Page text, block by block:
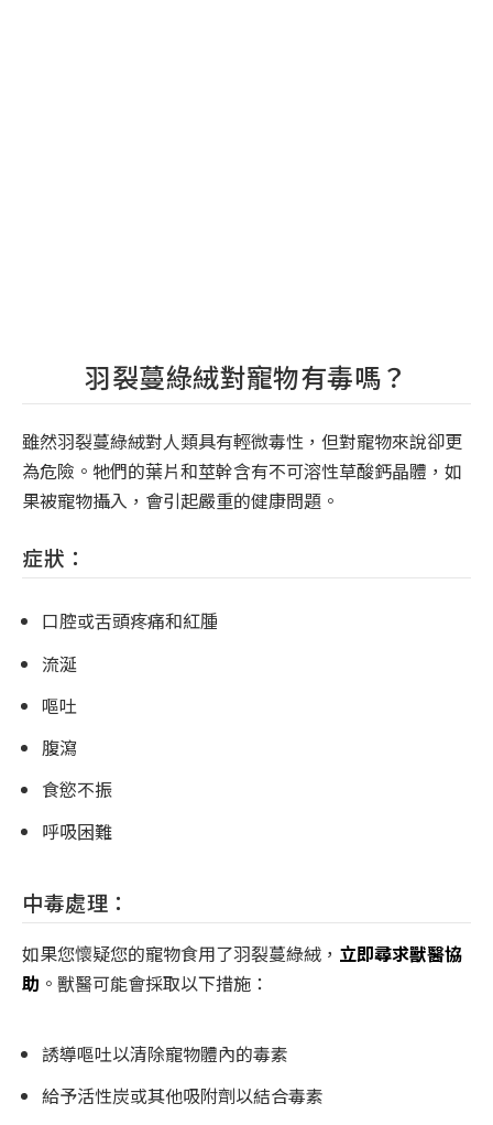
羽裂蔓綠絨對寵物有毒嗎？
雖然羽裂蔓綠絨對人類具有輕微毒性，但對寵物來說卻更
為危險。牠們的葉片和莖幹含有不可溶性草酸鈣晶體，如
果被寵物攝入，會引起嚴重的健康問題。
症狀：
口腔或舌頭疼痛和紅腫
流涎
嘔吐
腹瀉
食慾不振
呼吸困難
中毒處理：
如果您懷疑您的寵物食用了羽裂蔓綠絨， 立即尋求獸醫協
助 。獸醫可能會採取以下措施：
誘導嘔吐以清除寵物體內的毒素
給予活性炭或其他吸附劑以結合毒素